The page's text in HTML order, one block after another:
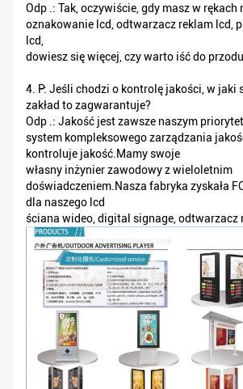
Odp .: Tak, oczywiście, gdy masz w rękach
oznakowanie lcd, odtwarzacz reklam lcd,
lcd,
dowiesz się więcej, czy warto iść do
4. P: Jeśli chodzi o kontrolę jakości, w jaki
zakład to zagwarantuje?
Odp .: Jakość jest zawsze naszym
system kompleksowego zarządzania
kontroluje jakość.Mamy swoje
własny inżynier zawodowy z wieloletnim
doświadczeniem.Nasza fabryka zyskała
dla naszego lcd
ściana wideo, digital signage, odtwarzacz